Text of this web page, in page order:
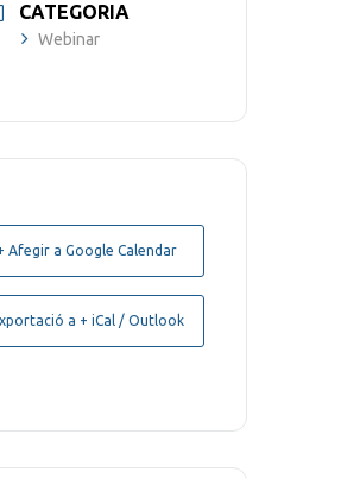
CATEGORIA
Webinar
Afegir a Google Calendar
a + iCal / Outlook